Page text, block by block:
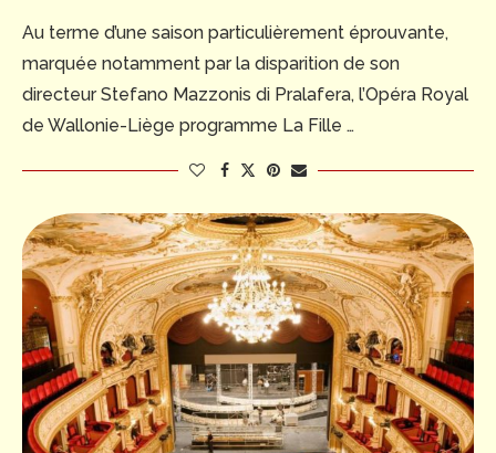
Au terme d’une saison particulièrement éprouvante,
marquée notamment par la disparition de son
directeur Stefano Mazzonis di Pralafera, l’Opéra Royal
de Wallonie-Liège programme La Fille …